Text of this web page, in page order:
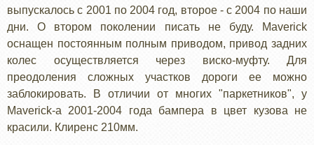
выпускалось с 2001 по 2004 год, второе - с 2004 по наши
дни. О втором поколении писать не буду. Maverick
оснащен постоянным полным приводом, привод задних
колес осуществляется через виско-муфту. Для
преодоления сложных участков дороги ее можно
заблокировать. В отличии от многих "паркетников", у
Maverick-а 2001-2004 года бампера в цвет кузова не
красили. Клиренс 210мм.